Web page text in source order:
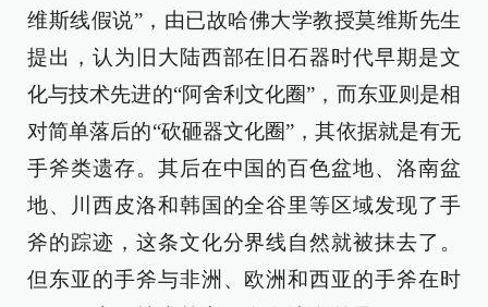
维斯线假说”，由已故哈佛大学教授莫维斯先生
提出，认为旧大陆西部在旧石器时代早期是文
化与技术先进的“阿舍利文化圈”，而东亚则是相
对简单落后的“砍砸器文化圈”，其依据就是有无
手斧类遗存。其后在中国的百色盆地、洛南盆
地、川西皮洛和韩国的全谷里等区域发现了手
斧的踪迹，这条文化分界线自然就被抹去了。
但东亚的手斧与非洲、欧洲和西亚的手斧在时